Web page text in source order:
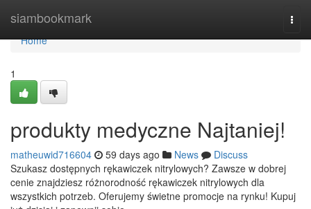
siambookmark
Home
Home
1
produkty medyczne Najtaniej!
matheuwid716604 59 days ago News
Discuss
Szukasz dostępnych rękawiczek nitrylowych? Zawsze w dobrej
cenie znajdziesz różnorodność rękawiczek nitrylowych dla
wszystkich potrzeb. Oferujemy świetne promocje na rynku! Kupuj